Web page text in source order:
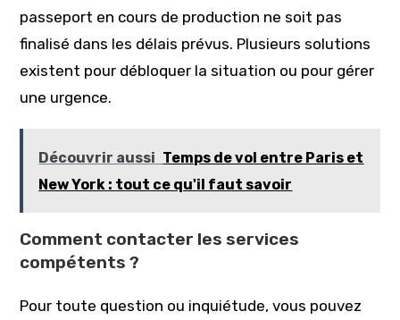
passeport en cours de production ne soit pas
finalisé dans les délais prévus. Plusieurs solutions
existent pour débloquer la situation ou pour gérer
une urgence.
Découvrir aussi Temps de vol entre Paris et
New York : tout ce qu'il faut savoir
Comment contacter les services
compétents ?
Pour toute question ou inquiétude, vous pouvez